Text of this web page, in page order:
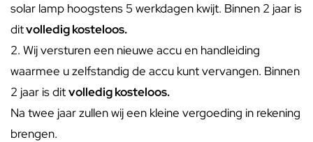
solar lamp hoogstens 5 werkdagen kwijt. Binnen 2 jaar is
ditvolledig kosteloos.
2. Wij versturen een nieuwe accu en handleiding
waarmee u zelfstandig de accu kunt vervangen. Binnen
2 jaar is ditvolledig kosteloos.
Na twee jaar zullen wij een kleine vergoeding in rekening
brengen.